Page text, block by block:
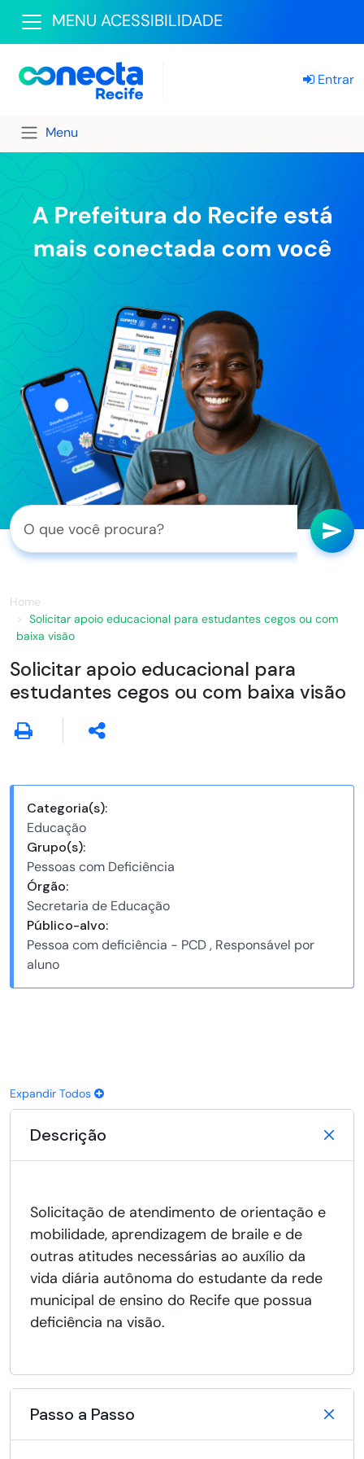
MENU ACESSIBILIDADE
Entrar
Menu
Home
Solicitar apoio educacional para estudantes cegos ou com
baixa visão
Solicitar apoio educacional para
estudantes cegos ou com baixa visão
Categoria(s):
Educação
Grupo(s):
Pessoas com Deficiência
Órgão:
Secretaria de Educação
Público-alvo:
Pessoa com deficiência - PCD , Responsável por
aluno
Expandir Todos
Descrição
Solicitação de atendimento de orientação e
mobilidade, aprendizagem de braile e de
outras atitudes necessárias ao auxílio da
vida diária autônoma do estudante da rede
municipal de ensino do Recife que possua
deficiência na visão.
Passo a Passo